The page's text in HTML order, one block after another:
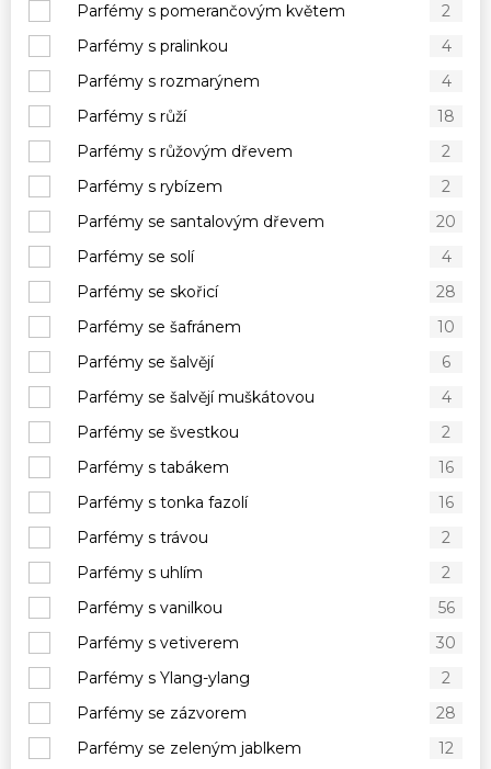
Parfémy s pomerančovým květem
2
Parfémy s pralinkou
4
Parfémy s rozmarýnem
4
Parfémy s růží
18
Parfémy s růžovým dřevem
2
Parfémy s rybízem
2
Parfémy se santalovým dřevem
20
Parfémy se solí
4
Parfémy se skořicí
28
Parfémy se šafránem
10
Parfémy se šalvějí
6
Parfémy se šalvějí muškátovou
4
Parfémy se švestkou
2
Parfémy s tabákem
16
Parfémy s tonka fazolí
16
Parfémy s trávou
2
Parfémy s uhlím
2
Parfémy s vanilkou
56
Parfémy s vetiverem
30
Parfémy s Ylang-ylang
2
Parfémy se zázvorem
28
Parfémy se zeleným jablkem
12